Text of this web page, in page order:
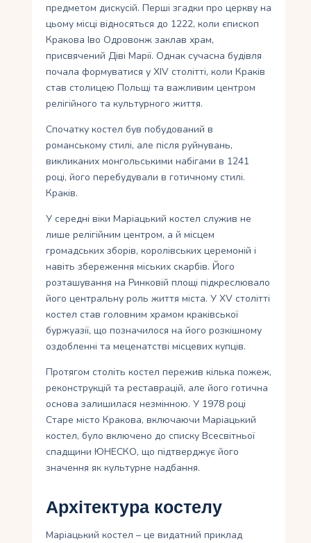
предметом дискусій. Перші згадки про церкву на
цьому місці відносяться до 1222, коли єпископ
Кракова Іво Одровонж заклав храм,
присвячений Діві Марії. Однак сучасна будівля
почала формуватися у XIV столітті, коли Краків
став столицею Польщі та важливим центром
релігійного та культурного життя.
Спочатку костел був побудований в
романському стилі, але після руйнувань,
викликаних монгольськими набігами в 1241
році, його перебудували в готичному стилі.
Краків.
У середні віки Маріацький костел служив не
лише релігійним центром, а й місцем
громадських зборів, королівських церемоній і
навіть збереження міських скарбів. Його
розташування на Ринковій площі підкреслювало
його центральну роль життя міста. У XV столітті
костел став головним храмом краківської
буржуазії, що позначилося на його розкішному
оздобленні та меценатстві місцевих купців.
Протягом століть костел пережив кілька пожеж,
реконструкцій та реставрацій, але його готична
основа залишилася незмінною. У 1978 році
Старе місто Кракова, включаючи Маріацький
костел, було включено до списку Всесвітньої
спадщини ЮНЕСКО, що підтверджує його
значення як культурне надбання.
Архітектура костелу
Маріацький костел – це видатний приклад